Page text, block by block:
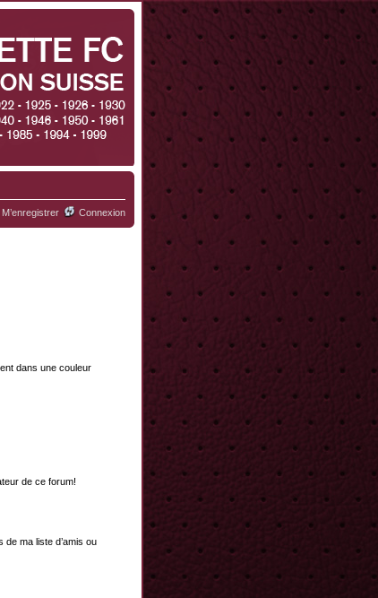
M’enregistrer Connexion
dans une couleur
de ce forum!
ma liste d’amis ou